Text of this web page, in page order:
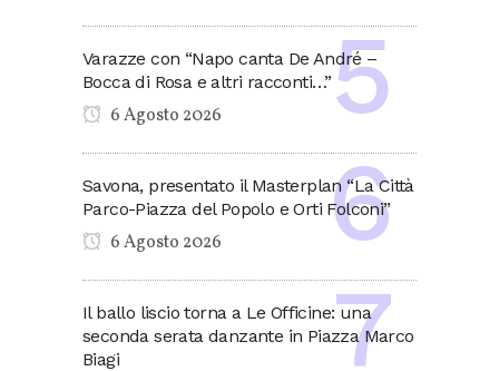
Varazze con “Napo canta De André –
Bocca di Rosa e altri racconti…”
6 Agosto 2026
Savona, presentato il Masterplan “La Città
Parco-Piazza del Popolo e Orti Folconi”
6 Agosto 2026
Il ballo liscio torna a Le Officine: una
seconda serata danzante in Piazza Marco
Biagi